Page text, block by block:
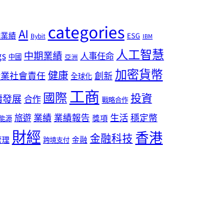
績 AI Bybit categories ESG IBM
中國 中期業績 亞洲 人事任命人工智慧
社會責任健康 全球化 創新 加密貨幣
展合作國際工商 戰略合作 投資
源 旅遊業績業績報告 獎項 生活穩定幣
理 財經 跨境支付 金融 金融科技香港